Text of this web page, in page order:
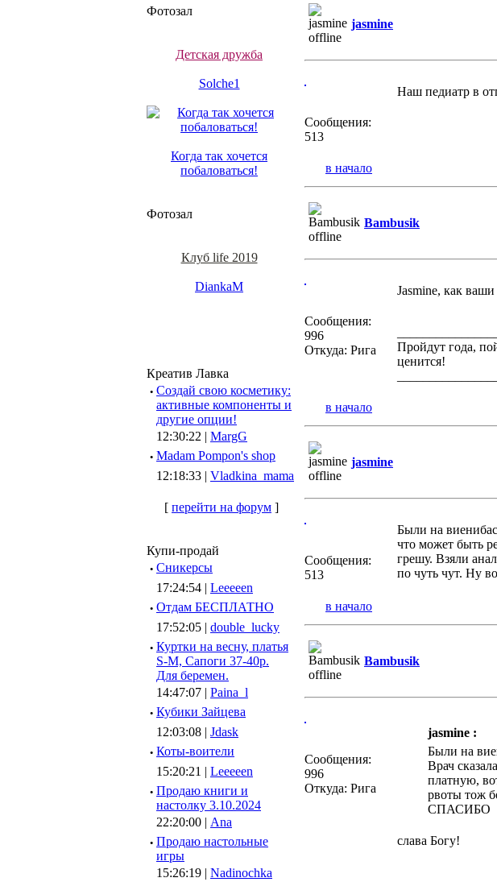
Фотозал
Детская дружба
Solche1
Когда так хочется
побаловаться!
Фотозал
Клуб life 2019
DiankaM
Креатив Лавка
· Создай свою косметику:
активные компоненты и
другие опции!
12:30:22 | MargG
· Madam Pompon's shop
12:18:33 | Vladkina_mama
[ перейти на форум ]
Купи-продай
· Сникерсы
17:24:54 | Leeeeen
· Отдам БЕСПЛАТНО
17:52:05 | double_lucky
· Куртки на весну, платья
S-M, Сапоги 37-40р.
Для беремен.
14:47:07 | Paina_l
· Кубики Зайцева
12:03:08 | Jdask
· Коты-воители
15:20:21 | Leeeeen
· Продаю книги и
настолку 3.10.2024
22:20:00 | Ana
· Продаю настольные
игры
15:26:19 | Nadinochka
jasmine
Сообщения:
513
Наш педиатр в
в начало
Bambusik
Сообщения:
996
Откуда: Рига
Jasmine, как ваши
Пройдут года,
ценится!
в начало
jasmine
Сообщения:
513
Были на
что может быть
грешу. Взяли
по чуть чут. Ну
в начало
Bambusik
Сообщения:
996
Откуда: Рига
jasmine :
Были на
Врач
платную,
рвоты тож
СПАСИБО
слава Богу!